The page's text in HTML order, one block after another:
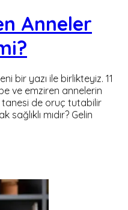
Anneler
bir yazı ile birlikteyiz. 11
ve emziren annelerin
tanesi de oruç tutabilir
mıdır? Gelin